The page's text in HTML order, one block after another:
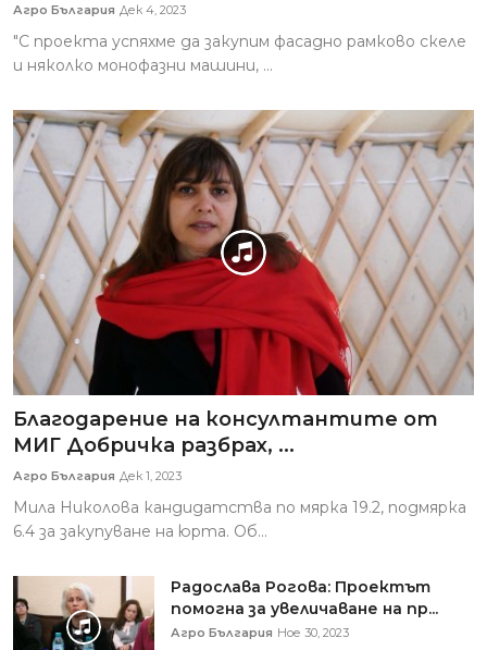
Агро България Дек 4, 2023
"С проекта успяхме да закупим фасадно рамково скеле
и няколко монофазни машини, ...
Благодарение на консултантите от
МИГ Добричка разбрах, ...
Агро България Дек 1, 2023
Мила Николова кандидатства по мярка 19.2, подмярка
6.4 за закупуване на юрта. Об...
Радослава Рогова: Проектът
помогна за увеличаване на пр...
Агро България Ное 30, 2023